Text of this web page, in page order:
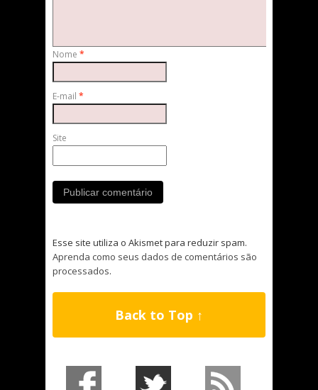
Nome *
E-mail *
Site
Esse site utiliza o Akismet para reduzir spam.
Aprenda como seus dados de comentários são
processados.
Back to Top ↑